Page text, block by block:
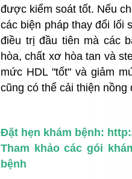
được kiểm soát tốt. Nếu
các biện pháp thay đổi lối
điều trị đầu tiên mà các
hòa, chất xơ hòa tan và
mức HDL "tốt" và giảm
cũng có thể cải thiện
Đặt hẹn khám bệnh:
Tham khảo các gói
bệnh